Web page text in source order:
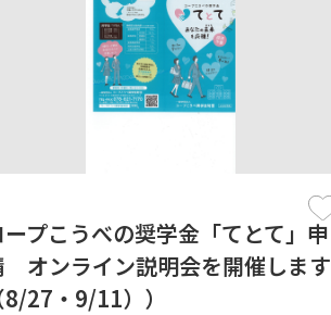
ープこうべの奨学金「てとて」申
オンライン説明会を開催します
8/27・9/11））